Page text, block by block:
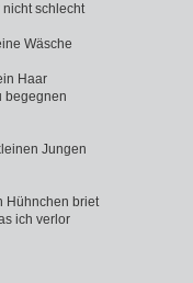
nicht schlecht
Wäsche
Haar
begegnen
Jungen
Hühnchen briet
ich verlor